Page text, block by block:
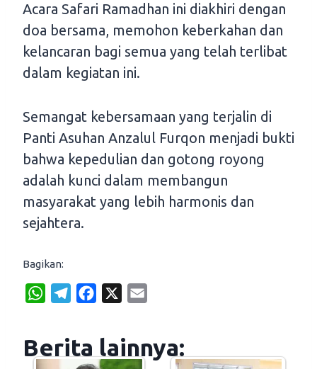
Acara Safari Ramadhan ini diakhiri dengan
doa bersama, memohon keberkahan dan
kelancaran bagi semua yang telah terlibat
dalam kegiatan ini.
Semangat kebersamaan yang terjalin di
Panti Asuhan Anzalul Furqon menjadi bukti
bahwa kepedulian dan gotong royong
adalah kunci dalam membangun
masyarakat yang lebih harmonis dan
sejahtera.
Bagikan:
W
t
e
e
i
Berita lainnya: